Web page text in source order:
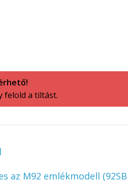
felold a tiltást.
az M92 emlékmodell